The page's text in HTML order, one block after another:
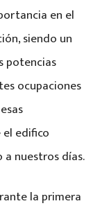
en el
siendo un
potencias
ocupaciones
edifico
nuestros días.
la primera